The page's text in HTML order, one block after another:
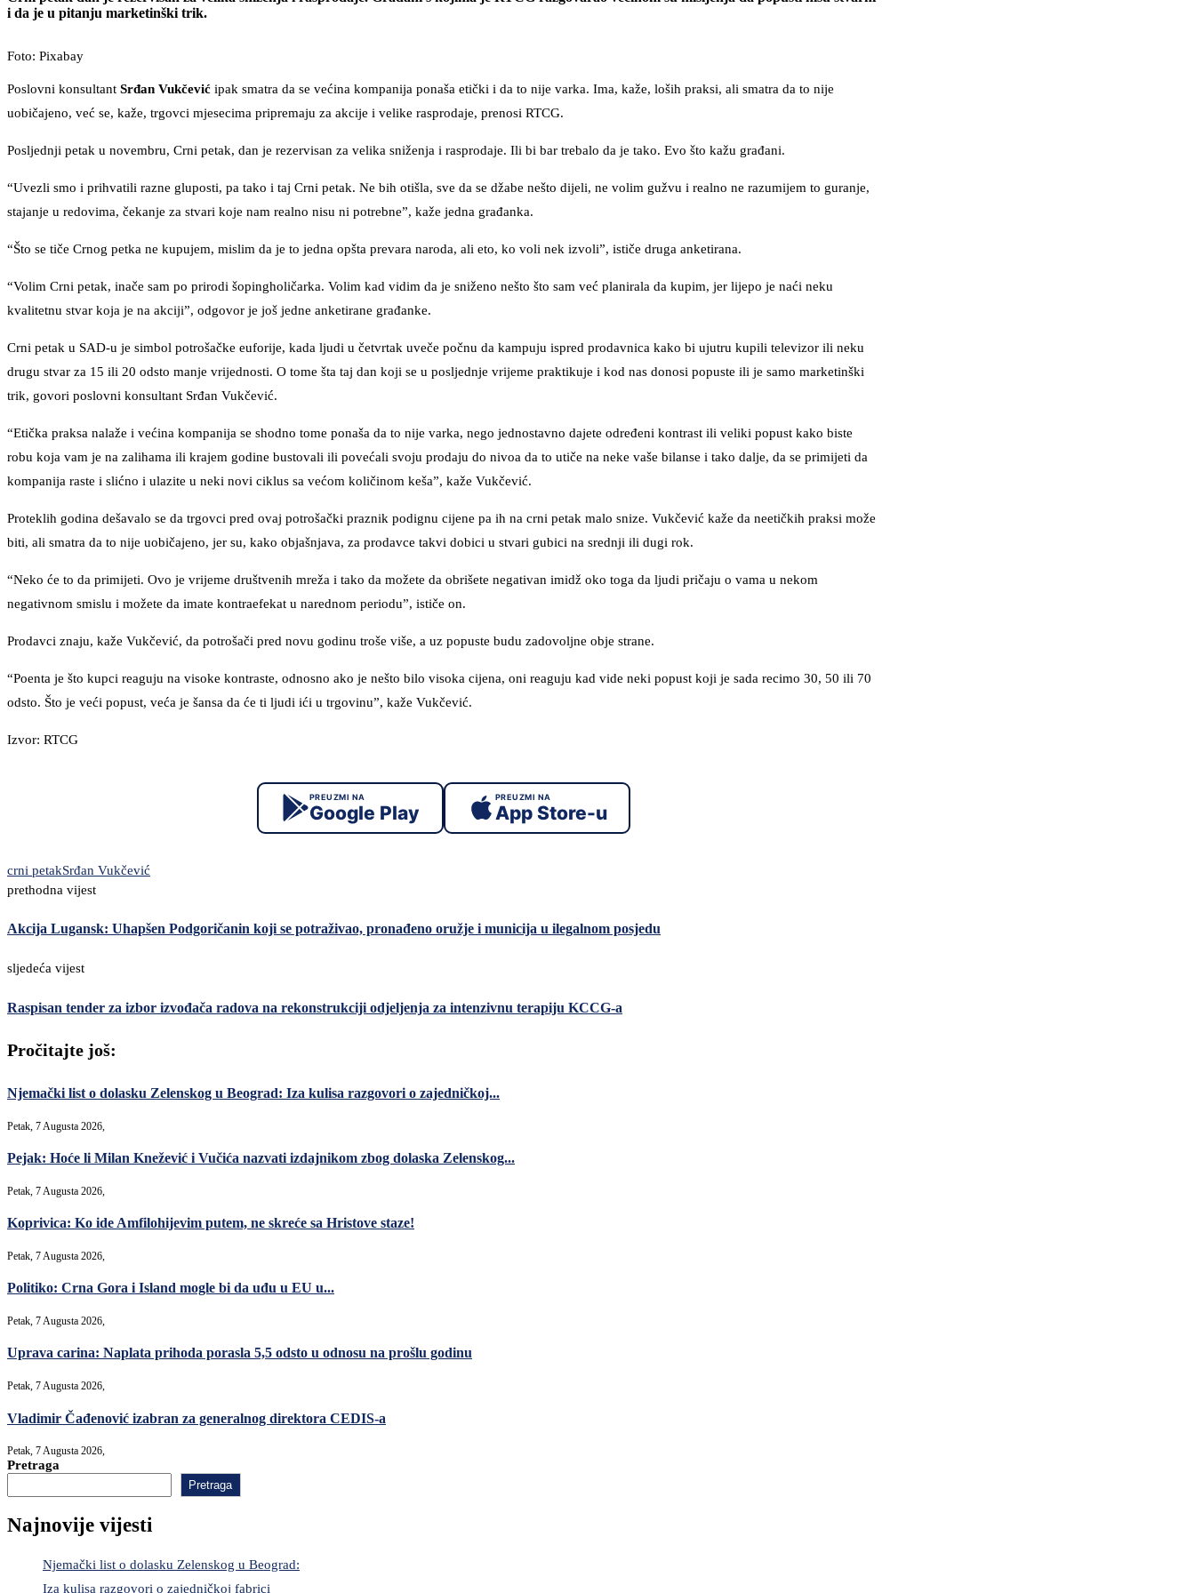
i da je u pitanju marketinški trik.
Foto: Pixabay
Poslovni konsultant Srđan Vukčević ipak smatra da se većina kompanija ponaša etički i da to nije varka. Ima, kaže, loših praksi, ali smatra da to nije
uobičajeno, već se, kaže, trgovci mjesecima pripremaju za akcije i velike rasprodaje, prenosi RTCG.
Posljednji petak u novembru, Crni petak, dan je rezervisan za velika sniženja i rasprodaje. Ili bi bar trebalo da je tako. Evo što kažu građani.
“Uvezli smo i prihvatili razne gluposti, pa tako i taj Crni petak. Ne bih otišla, sve da se džabe nešto dijeli, ne volim gužvu i realno ne razumijem to guranje,
stajanje u redovima, čekanje za stvari koje nam realno nisu ni potrebne”, kaže jedna građanka.
“Što se tiče Crnog petka ne kupujem, mislim da je to jedna opšta prevara naroda, ali eto, ko voli nek izvoli”, ističe druga anketirana.
“Volim Crni petak, inače sam po prirodi šopingholičarka. Volim kad vidim da je sniženo nešto što sam već planirala da kupim, jer lijepo je naći neku
kvalitetnu stvar koja je na akciji”, odgovor je još jedne anketirane građanke.
Crni petak u SAD-u je simbol potrošačke euforije, kada ljudi u četvrtak uveče počnu da kampuju ispred prodavnica kako bi ujutru kupili televizor ili neku
drugu stvar za 15 ili 20 odsto manje vrijednosti. O tome šta taj dan koji se u posljednje vrijeme praktikuje i kod nas donosi popuste ili je samo marketinški
trik, govori poslovni konsultant Srđan Vukčević.
“Etička praksa nalaže i većina kompanija se shodno tome ponaša da to nije varka, nego jednostavno dajete određeni kontrast ili veliki popust kako biste
robu koja vam je na zalihama ili krajem godine bustovali ili povećali svoju prodaju do nivoa da to utiče na neke vaše bilanse i tako dalje, da se primijeti da
kompanija raste i slićno i ulazite u neki novi ciklus sa većom količinom keša”, kaže Vukčević.
Proteklih godina dešavalo se da trgovci pred ovaj potrošački praznik podignu cijene pa ih na crni petak malo snize. Vukčević kaže da neetičkih praksi može
biti, ali smatra da to nije uobičajeno, jer su, kako objašnjava, za prodavce takvi dobici u stvari gubici na srednji ili dugi rok.
“Neko će to da primijeti. Ovo je vrijeme društvenih mreža i tako da možete da obrišete negativan imidž oko toga da ljudi pričaju o vama u nekom
negativnom smislu i možete da imate kontraefekat u narednom periodu”, ističe on.
Prodavci znaju, kaže Vukčević, da potrošači pred novu godinu troše više, a uz popuste budu zadovoljne obje strane.
“Poenta je što kupci reaguju na visoke kontraste, odnosno ako je nešto bilo visoka cijena, oni reaguju kad vide neki popust koji je sada recimo 30, 50 ili 70
odsto. Što je veći popust, veća je šansa da će ti ljudi ići u trgovinu”, kaže Vukčević.
Izvor: RTCG
PREUZMI NA
Google Play
PREUZMI NA
App Store-u
crni petakSrđan Vukčević
prethodna vijest
Akcija Lugansk: Uhapšen Podgoričanin koji se potraživao, pronađeno oružje i municija u ilegalnom posjedu
sljedeća vijest
Raspisan tender za izbor izvođača radova na rekonstrukciji odjeljenja za intenzivnu terapiju KCCG-a
Pročitajte još:
Njemački list o dolasku Zelenskog u Beograd: Iza kulisa razgovori o zajedničkoj...
Petak, 7 Augusta 2026,
Pejak: Hoće li Milan Knežević i Vučića nazvati izdajnikom zbog dolaska Zelenskog...
Petak, 7 Augusta 2026,
Koprivica: Ko ide Amfilohijevim putem, ne skreće sa Hristove staze!
Petak, 7 Augusta 2026,
Politiko: Crna Gora i Island mogle bi da uđu u EU u...
Petak, 7 Augusta 2026,
Uprava carina: Naplata prihoda porasla 5,5 odsto u odnosu na prošlu godinu
Petak, 7 Augusta 2026,
Vladimir Čađenović izabran za generalnog direktora CEDIS-a
Petak, 7 Augusta 2026,
Pretraga
Pretraga
Najnovije vijesti
Njemački list o dolasku Zelenskog u Beograd:
Iza kulisa razgovori o zajedničkoj fabrici